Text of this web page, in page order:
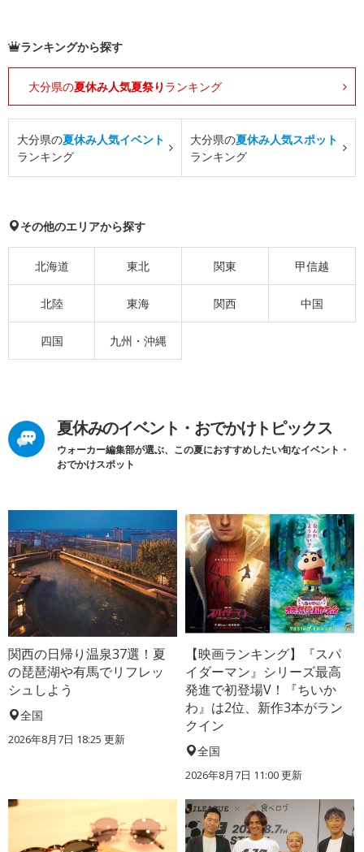
ランキングから探す
大分県の夏休み人気夏祭り ランキング
大分県の夏休み人気イベント
ランキング
大分県の夏休み人気スポット
ランキング
その他のエリアから探す
北海道 東北 関東 甲信越
北陸 東海 関西 中国
四国 九州・沖縄
夏休みのイベント・おでかけトピックス
ウォーカー編集部が選ぶ、この夏におすすめしたい旬なイベント・
おでかけスポット
関西の日帰り温泉37選！夏
の琵琶湖や有馬でリフレッ
シュしよう
全国
2026年8月7日 18:25 更新
【映画ランキング】『スパ
イダーマン』シリーズ最高
発進で初登場V！『ちいか
わ』は2位、新作3本がラン
クイン
全国
2026年8月7日 11:00更新